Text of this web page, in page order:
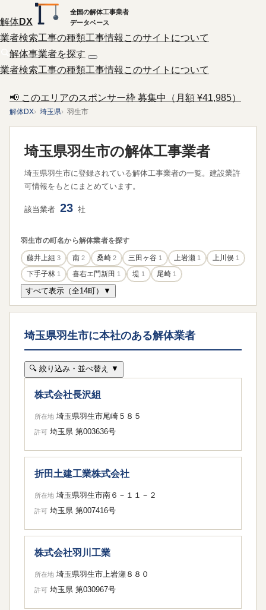
解体DX
全国の解体工事業者
データベース
業者検索工事の種類工事情報 このサイトについて
解体事業者を探す
業者検索工事の種類工事情報 このサイトについて
📢 このエリアのスポンサー枠 募集中（月額 ¥41,985）
解体DX 埼玉県 羽生市
埼玉県羽生市の解体工事業者
埼玉県羽生市に登録されている解体工事業者の一覧。建設業許
可情報をもとにまとめています。
該当業者 23 社
羽生市の町名から解体業者を探す
藤井上組 3 南 2 桑崎 2 三田ヶ谷 1 上岩瀬 1 上川俣 1
下手子林 1 喜右エ門新田 1 堤 1 尾崎 1
すべて表示（全14町）▼
埼玉県羽生市に本社のある解体業者
🔍 絞り込み・並べ替え ▼
株式会社長沢組
所在地 埼玉県羽生市尾崎５８５
許可 埼玉県 第003636号
折田土建工業株式会社
所在地 埼玉県羽生市南６－１１－２
許可 埼玉県 第007416号
株式会社羽川工業
所在地 埼玉県羽生市上岩瀬８８０
許可 埼玉県 第030967号